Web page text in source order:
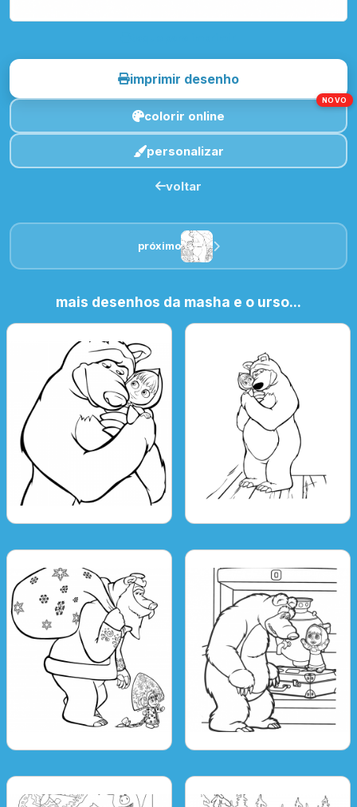
imprimir desenho
colorir online
NOVO
personalizar
voltar
próximo
mais desenhos da masha e o urso...